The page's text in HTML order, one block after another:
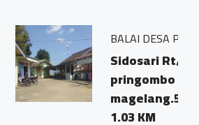
BALAI DESA PRINGOMBO
Sidosari Rt/Rw 01/01
pringombo tempuran
magelang.56161